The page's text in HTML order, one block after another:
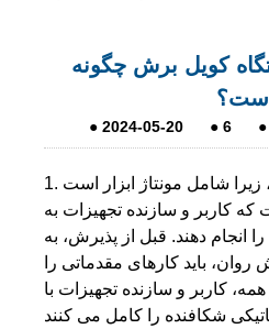
کویل برش چگونه
است؟
● 2024-05-20 ● 6 ●
، زیرا شامل مونتاژ ابزار است
که کاربر و سازنده تجهیزات به
دهند. قبل از پذیرش، به
باید کارهای مقدماتی را
همه، کاربر و سازنده تجهیزات با